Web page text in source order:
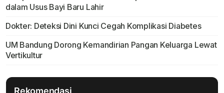
dalam Usus Bayi Baru Lahir
Dokter: Deteksi Dini Kunci Cegah Komplikasi Diabetes
UM Bandung Dorong Kemandirian Pangan Keluarga Lewat
Vertikultur
Rekomendasi